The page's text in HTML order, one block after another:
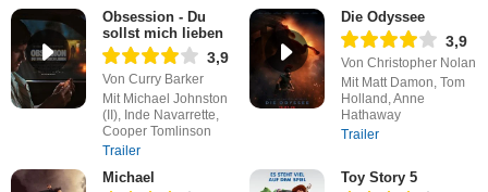
Obsession - Du
sollst mich lieben
3,9
Von Curry Barker
Mit Michael Johnston
(II), Inde Navarrette,
Cooper Tomlinson
Trailer
Die Odyssee
3,9
Von Christopher Nolan
Mit Matt Damon, Tom
Holland, Anne
Hathaway
Trailer
Michael Toy Story 5